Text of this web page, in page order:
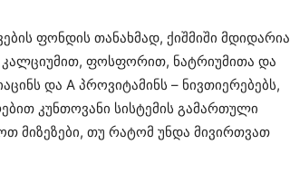
ფონდის თანახმად, ქიშმიში მდიდარია
კალციუმით, ფოსფორით, ნატრიუმითა და
და A პროვიტამინს – ნივთიერებებს,
კუნთოვანი სისტემის გამართული
მიზეზები, თუ რატომ უნდა მივირთვათ